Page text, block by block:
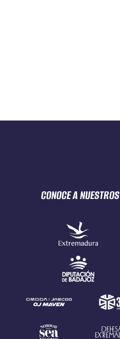
CONOCE A NUESTROS